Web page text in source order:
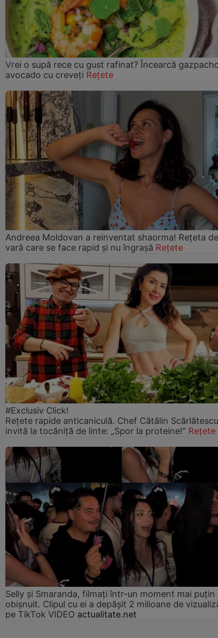
Vrei o supă rece cu gust rafinat? Încearcă
avocado cu creveți Rețete
Andreea Moldovan a reinventat shaorma! Rețeta de
vară care se face rapid și nu îngrașă Rețete
#Exclusiv Click!
Rețete rapide anticaniculă. Chef Cătălin
invită la tocăniță de linte: „Spor la proteine!” Rețete
Selly și Smaranda, filmați într-un moment mai puțin
obișnuit. Clipul cu ei a depășit 2 milioane de
pe TikTok VIDEO actualitate.net